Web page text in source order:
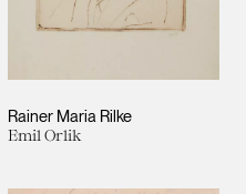
Rainer Maria Rilke
Emil Orlik